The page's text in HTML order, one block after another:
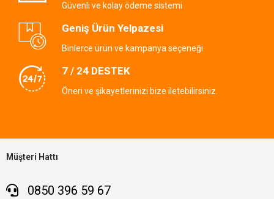
Güvenli ve kolay ödeme sistemi
Geniş Ürün Yelpazesi
Binlerce ürün ve kampanya seçeneği
7 / 24 DESTEK
Öneri ve şikayetlerinizi bize iletebilirsiniz.
Müşteri Hattı
0850 396 59 67